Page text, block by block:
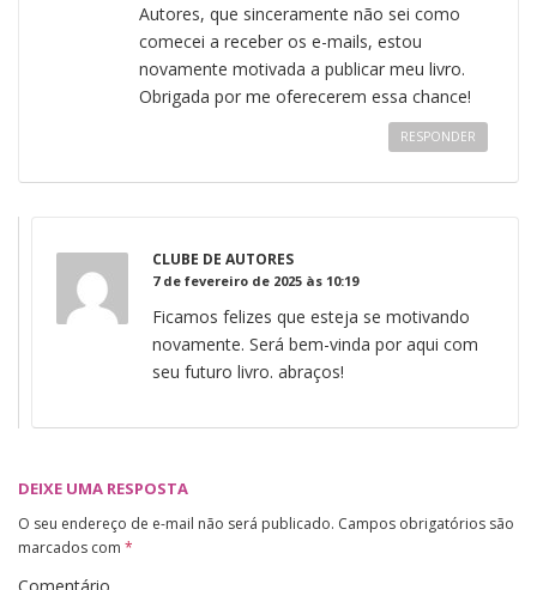
Autores, que sinceramente não sei como
comecei a receber os e-mails, estou
novamente motivada a publicar meu livro.
Obrigada por me oferecerem essa chance!
RESPONDER
CLUBE DE AUTORES
7 de fevereiro de 2025 às 10:19
Ficamos felizes que esteja se motivando
novamente. Será bem-vinda por aqui com
seu futuro livro. abraços!
DEIXE UMA RESPOSTA
O seu endereço de e-mail não será publicado. Campos obrigatórios são
marcados com *
Comentário